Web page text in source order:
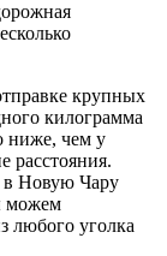
крупных
килограмма
ниже, чем у
расстояния.
в Новую Чару
можем
любого уголка